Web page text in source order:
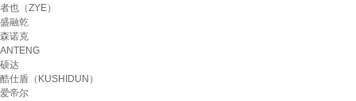
者也（ZYE）
盛融乾
森诺克
ANTENG
硕达
酷仕盾（KUSHIDUN）
爱帝尔